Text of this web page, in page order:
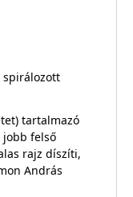
spirálozott
tartalmazó
felső
rajz díszíti,
András